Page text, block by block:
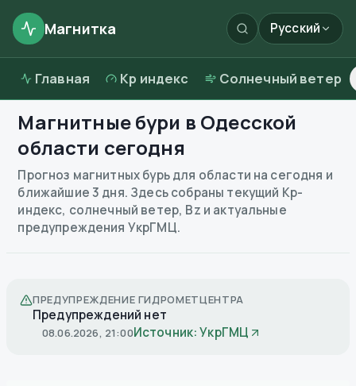
Магнитка Русский
Главная Kp индекс Солнечный ветер
Магнитные бури в Одесской
области сегодня
Прогноз магнитных бурь для области на сегодня и
ближайшие 3 дня. Здесь собраны текущий Kp-
индекс, солнечный ветер, Bz и актуальные
предупреждения УкрГМЦ.
ПРЕДУПРЕЖДЕНИЕ ГИДРОМЕТЦЕНТРА
Предупреждений нет
08.06.2026, 21:00Источник: УкрГМЦ